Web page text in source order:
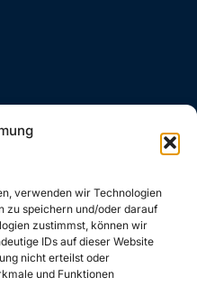
verwenden wir Technologien
zu speichern und/oder darauf
zustimmst, können wir
IDs auf dieser Website
nicht erteilst oder
und Funktionen